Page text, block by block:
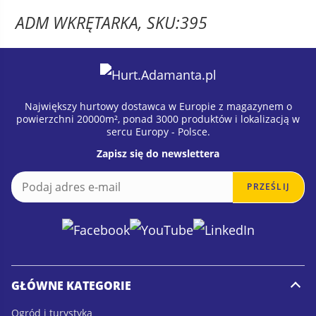
ADM WKRĘTARKA, SKU:395
Największy hurtowy dostawca w Europie z magazynem o
powierzchni 20000m², ponad 3000 produktów i lokalizacją w
sercu Europy - Polsce.
Zapisz się do newslettera
a
i
l
E
m
PRZEŚLIJ
GŁÓWNE KATEGORIE
Ogród i turystyka